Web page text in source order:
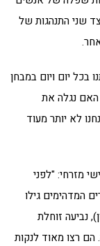
שני התנהגות של
יום ויום במבחן
האם נגלה את
לא יותר מעוד
מזרחי: "לפני
המדהימים גילו
נביעה זוחלת
הם רצו מאוד לנקות